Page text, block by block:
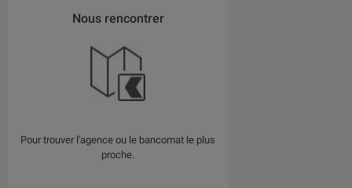
Nous rencontrer
Pour trouver l'agence ou le bancomat le plus
proche.